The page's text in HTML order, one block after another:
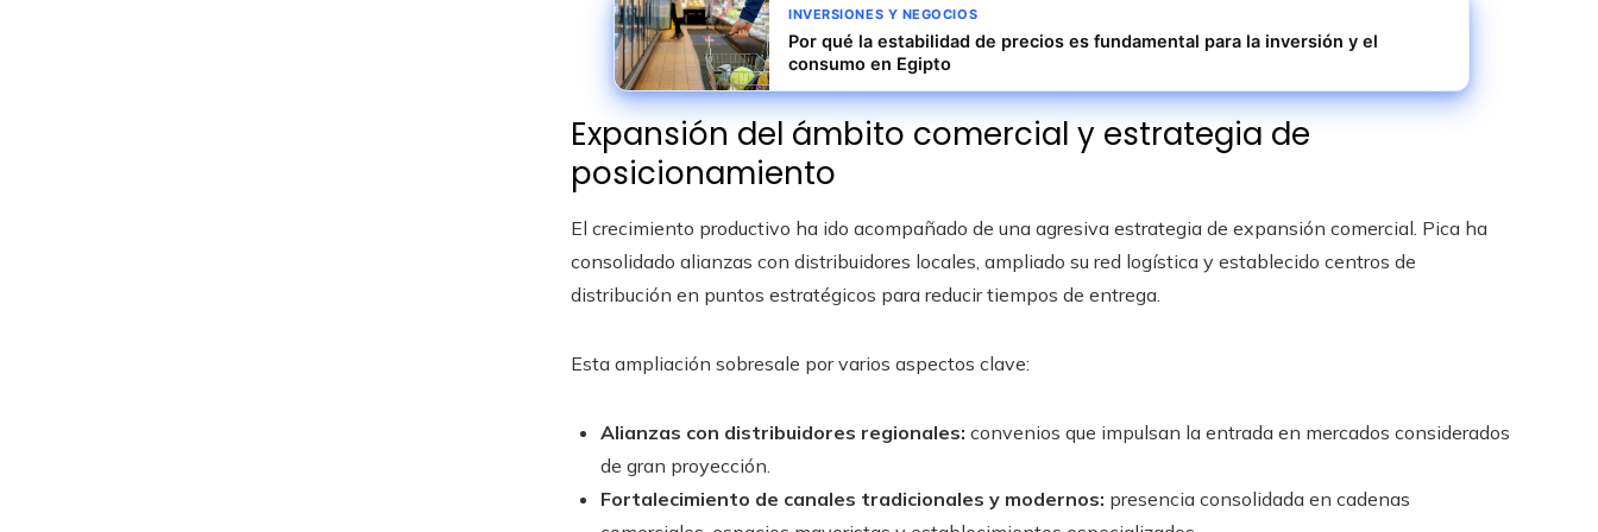
INVERSIONES Y NEGOCIOS
Por qué la estabilidad de precios es fundamental para la inversión y el
consumo en Egipto
Expansión del ámbito comercial y estrategia de
posicionamiento
El crecimiento productivo ha ido acompañado de una agresiva estrategia de expansión comercial. Pica ha
consolidado alianzas con distribuidores locales, ampliado su red logística y establecido centros de
distribución en puntos estratégicos para reducir tiempos de entrega.
Esta ampliación sobresale por varios aspectos clave:
Alianzas con distribuidores regionales: convenios que impulsan la entrada en mercados considerados
de gran proyección.
Fortalecimiento de canales tradicionales y modernos: presencia consolidada en cadenas